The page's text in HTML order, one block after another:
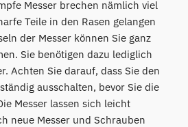
Messer brechen nämlich viel
Teile in den Rasen gelangen
der Messer können Sie ganz
Sie benötigen dazu lediglich
Achten Sie darauf, dass Sie den
ausschalten, bevor Sie die
Messer lassen sich leicht
neue Messer und Schrauben